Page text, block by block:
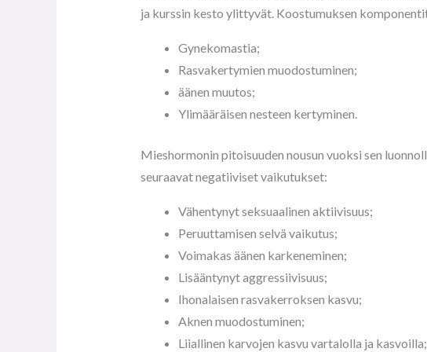
ja kurssin kesto ylittyvät. Koostumuksen
Gynekomastia;
Rasvakertymien muodostuminen;
äänen muutos;
Ylimääräisen nesteen kertyminen.
Mieshormonin pitoisuuden nousun vuoksi sen
seuraavat negatiiviset vaikutukset:
Vähentynyt seksuaalinen aktiivisuus;
Peruuttamisen selvä vaikutus;
Voimakas äänen karkeneminen;
Lisääntynyt aggressiivisuus;
Ihonalaisen rasvakerroksen kasvu;
Aknen muodostuminen;
Liiallinen karvojen kasvu vartalolla ja kasvoilla;